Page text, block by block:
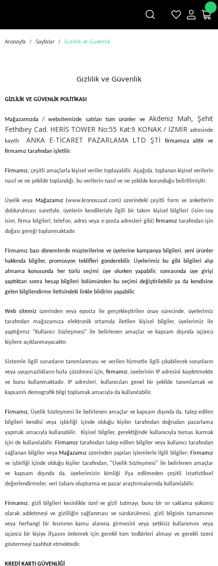
Anasayfa Sayfalar Gizlilik ve Güvenlik
Gizlilik ve Güvenlik
GİZLİLİK VE GÜVENLİK POLİTİKASI
Mağazamızda / websitemizde satılan tüm ürünler ve Akdeniz Mah, Şehit
Fethibey Cad. HERİS TOWER No:55 Kat:9 KONAK / İZMİR adresinde
kayıtlı
ANKA E-TİCARET PAZARLAMA LTD ŞTİ
firmamıza aittir ve
firmamız tarafından işletilir.
Firmamız, çeşitli amaçlarla kişisel veriler toplayabilir. Aşağıda, toplanan kişisel verilerin
nasıl ve ne şekilde toplandığı, bu verilerin nasıl ve ne şekilde korunduğu belirtilmiştir.
Üyelik veya Mağazamız (www.kronossaat.com) üzerindeki çeşitli form ve anketlerin
doldurulması suretiyle, üyelerin kendileriyle ilgili bir takım kişisel bilgileri (isim-soy
isim, firma bilgileri, telefon, adres veya e-posta adresleri gibi)firmamız tarafından işin
doğası gereği toplanmaktadır.
Firmamız bazı dönemlerde müşterilerine ve üyelerine kampanya bilgileri, yeni ürünler
hakkında bilgiler, promosyon teklifleri gönderebilir. Üyelerimiz bu gibi bilgileri alıp
almama konusunda her türlü seçimi üye olurken yapabilir, sonrasında üye girişi
yaptıktan sonra hesap bilgileri bölümünden bu seçimi değiştirilebilir ya da kendisine
gelen bilgilendirme iletisindeki linkle bildirim yapabilir.
Web sitemizüzerinden veya eposta ile gerçekleştirilen onay sürecinde, üyelerimiz
tarafından mağazamıza elektronik ortamda iletilen kişisel bilgiler, üyelerimiz ile
yaptığımız "Kullanıcı Sözleşmesi" ile belirlenen amaçlar ve kapsam dışında üçüncü
kişilere açıklanmayacaktır.
Sistemle ilgili sorunların tanımlanması ve verilen hizmetle ilgili çıkabilecek sorunların
veya uyuşmazlıkların hızla çözülmesi için, firmamız, üyelerinin IP adresini kaydetmekte
ve bunu kullanmaktadır. IP adresleri, kullanıcıları genel bir şekilde tanımlamak ve
kapsamlı demografik bilgi toplamak amacıyla da kullanılabilir.
Firmamız, Üyelik Sözleşmesi ile belirlenen amaçlar ve kapsam dışında da, talep edilen
bilgileri kendisi veya işbirliği içinde olduğu kişiler tarafından doğrudan pazarlama
yapmak amacıyla kullanabilir. Kişisel bilgiler, gerektiğinde kullanıcıyla temas kurmak
için de kullanılabilir. Firmamız tarafından talep edilen bilgiler veya kullanıcı tarafından
sağlanan bilgiler veya Mağazamızüzerinden yapılan işlemlerle ilgili bilgiler; Firmamız
ve işbirliği içinde olduğu kişiler tarafından, "Üyelik Sözleşmesi" ile belirlenen amaçlar
ve kapsam dışında da, üyelerimizin kimliği ifşa edilmeden çeşitli istatistiksel
değerlendirmeler, veri tabanı oluşturma ve pazar araştırmalarında kullanılabilir.
Firmamız, gizli bilgileri kesinlikle özel ve gizli tutmayı, bunu bir sır saklama yükümü
olarak addetmeyi ve gizliliğin sağlanması ve sürdürülmesi, gizli bilginin tamamının
veya herhangi bir kısmının kamu alanına girmesini veya yetkisiz kullanımını veya
üçüncü bir kişiye ifşasını önlemek için gerekli tüm tedbirleri almayı ve gerekli özeni
göstermeyi taahhüt etmektedir.
KREDİ KARTI GÜVENLİĞİ